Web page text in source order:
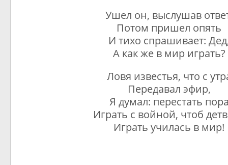
Ушел он, выслушав
Потом пришел опять
И тихо спрашивает:
А как же в мир играть?
Ловя известья, что с
Передавал эфир,
Я думал: перестать
Играть с войной, чтоб
Играть училась в мир!